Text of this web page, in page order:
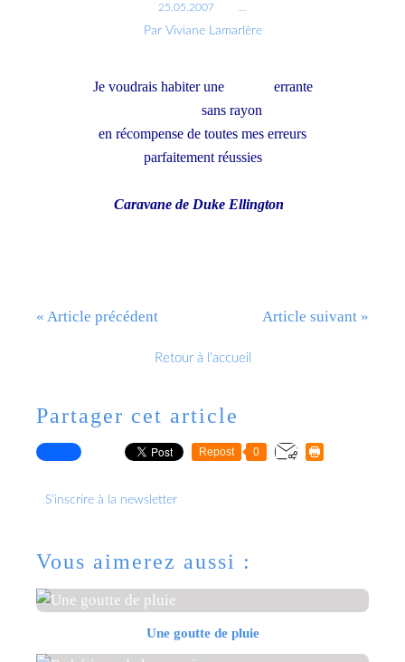
25.05.2007
Par Viviane Lamarlère
Je voudrais habiter une
errante
sans rayon
en récompense de toutes mes erreurs
parfaitement réussies
Caravane de Duke Ellington
« Article précédent Article suivant »
Retour à l'accueil
Partager cet article
Repost 0
S'inscrire à la newsletter
Vous aimerez aussi :
Une goutte de pluie